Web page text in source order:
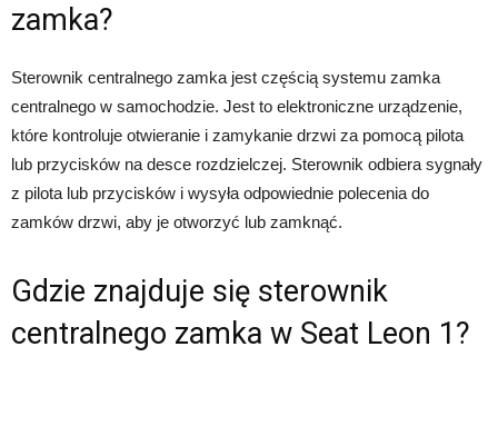
zamka?
Sterownik centralnego zamka jest częścią systemu zamka
centralnego w samochodzie. Jest to elektroniczne urządzenie,
które kontroluje otwieranie i zamykanie drzwi za pomocą pilota
lub przycisków na desce rozdzielczej. Sterownik odbiera sygnały
z pilota lub przycisków i wysyła odpowiednie polecenia do
zamków drzwi, aby je otworzyć lub zamknąć.
Gdzie znajduje się sterownik
centralnego zamka w Seat Leon 1?